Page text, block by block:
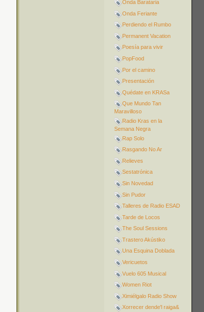
Onda Barataria
Onda Feriante
Perdiendo el Rumbo
Permanent Vacation
Poesía para vivir
PopFood
Por el camino
Presentación
Quédate en KRASa
Que Mundo Tan
Maravilloso
Radio Kras en la
Semana Negra
Rap Solo
Rasgando No Ar
Relieves
Sestatrónica
Sin Novedad
Sin Pudor
Talleres de Radio ESAD
Tarde de Locos
The Soul Sessions
Trastero Akústiko
Una Esquina Doblada
Vericuetos
Vuelo 605 Musical
Women Riot
Ximiélgalo Radio Show
Xorrecer dende'l raiga&